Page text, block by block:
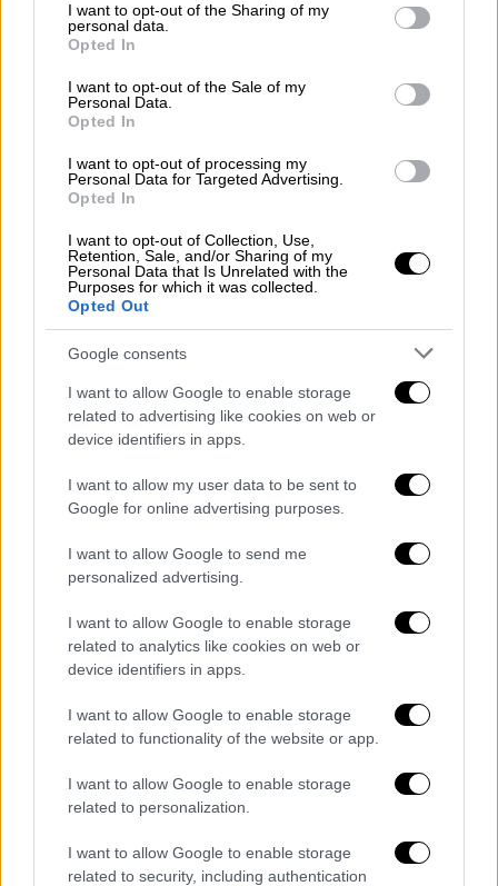
not limited to your visit or usage behaviour. You may click to
grant or deny consent to Google and its third-party tags to
use your data for below specified purposes in below Google
consent section.
I want to opt-out of the Sharing of my
personal data.
Opted In
I want to opt-out of the Sale of my
Personal Data.
Opted In
I want to opt-out of processing my
Personal Data for Targeted Advertising.
Opted In
I want to opt-out of Collection, Use,
Retention, Sale, and/or Sharing of my
Personal Data that Is Unrelated with the
Purposes for which it was collected.
Opted Out
Google consents
I want to allow Google to enable storage
related to advertising like cookies on web or
device identifiers in apps.
I want to allow my user data to be sent to
Google for online advertising purposes.
I want to allow Google to send me
personalized advertising.
I want to allow Google to enable storage
related to analytics like cookies on web or
device identifiers in apps.
I want to allow Google to enable storage
related to functionality of the website or app.
I want to allow Google to enable storage
related to personalization.
I want to allow Google to enable storage
related to security, including authentication
Ελλάδα 08.11.2018 14:54
Αποκλειστικό - Κηδεία Κατσίφα: Βίντεο
και εικόνες λίγο πριν από την ταφή
Εκατοντάδες Ελλήνων βρίσκονται ήδη
στους Βουλιαράτες, ξεκίνησε η πομπή για το
Κοντογιαννίδης